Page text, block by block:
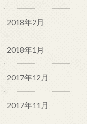
2018年2月
2018年1月
2017年12月
2017年11月